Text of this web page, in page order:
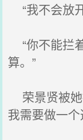
“我不会放
“你不能拦
算。”
荣景贤被她
我需要做一个